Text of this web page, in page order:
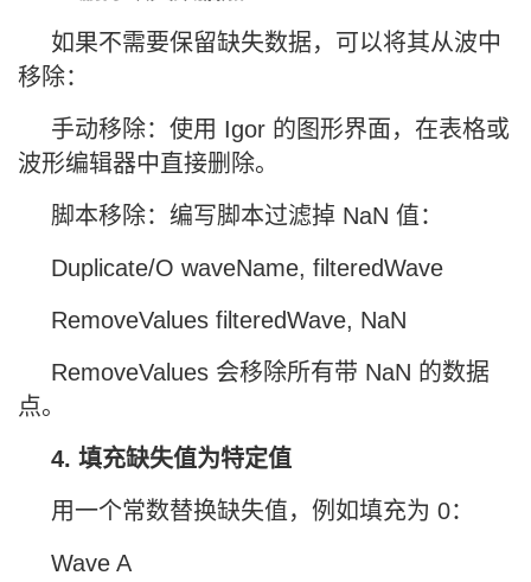
如果不需要保留缺失数据，可以将其从波中
移除：
手动移除：使用 Igor 的图形界面，在表格或
波形编辑器中直接删除。
脚本移除：编写脚本过滤掉 NaN 值：
Duplicate/O waveName, filteredWave
RemoveValues filteredWave, NaN
RemoveValues 会移除所有带 NaN 的数据
点。
4. 填充缺失值为特定值
用一个常数替换缺失值，例如填充为 0：
Wave A